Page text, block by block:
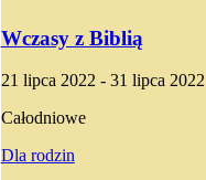
Wczasy z Biblią
21 lipca 2022 - 31 lipca 2022
Całodniowe
Dla rodzin